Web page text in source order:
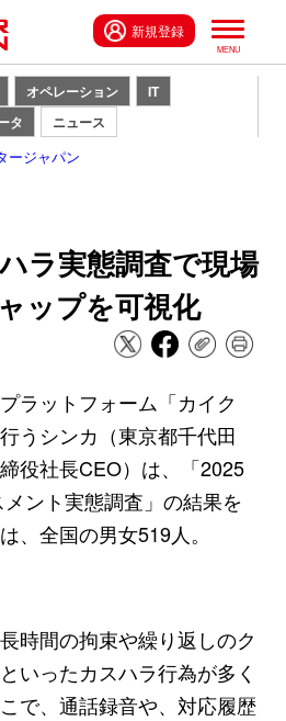
新規登録
オペレーション
IT
タ ニュース
ージャパン
ラ実態調査で現場
ップを可視化
ラットフォーム「カイク
うシンカ（東京都千代田
役社長CEO）は、「2025
ント実態調査」の結果を
、全国の男女519人。
時間の拘束や繰り返しのク
いったカスハラ行為が多く
で、通話録音や、対応履歴